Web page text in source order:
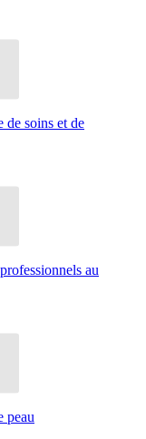
de soins et de
au
peau